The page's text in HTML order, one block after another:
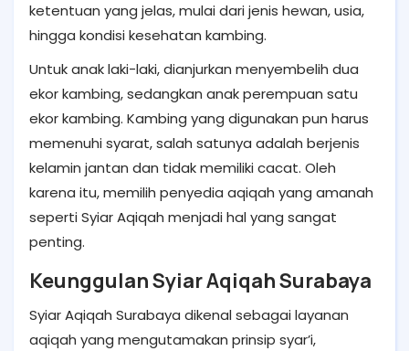
ketentuan yang jelas, mulai dari jenis hewan, usia,
hingga kondisi kesehatan kambing.
Untuk anak laki-laki, dianjurkan menyembelih dua
ekor kambing, sedangkan anak perempuan satu
ekor kambing. Kambing yang digunakan pun harus
memenuhi syarat, salah satunya adalah berjenis
kelamin jantan dan tidak memiliki cacat. Oleh
karena itu, memilih penyedia aqiqah yang amanah
seperti Syiar Aqiqah menjadi hal yang sangat
penting.
Keunggulan Syiar Aqiqah Surabaya
Syiar Aqiqah Surabaya dikenal sebagai layanan
aqiqah yang mengutamakan prinsip syar’i,